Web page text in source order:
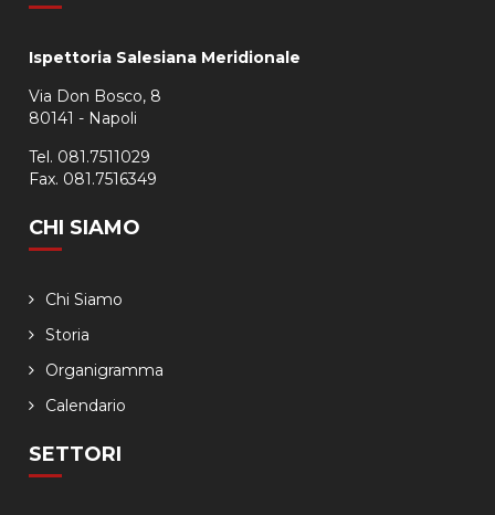
Ispettoria Salesiana Meridionale
Via Don Bosco, 8
80141 - Napoli
Tel. 081.7511029
Fax. 081.7516349
CHI SIAMO
Chi Siamo
Storia
Organigramma
Calendario
SETTORI